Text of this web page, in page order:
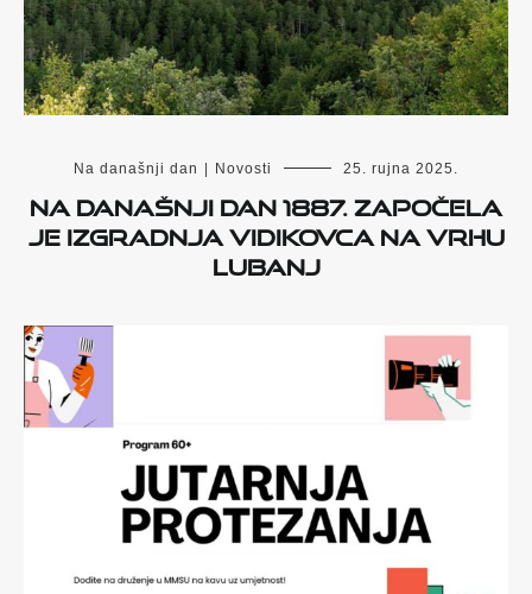
Na današnji dan Novosti 25. rujna 2025.
Na današnji dan 1887. započela
je izgradnja vidikovca na vrhu
Lubanj